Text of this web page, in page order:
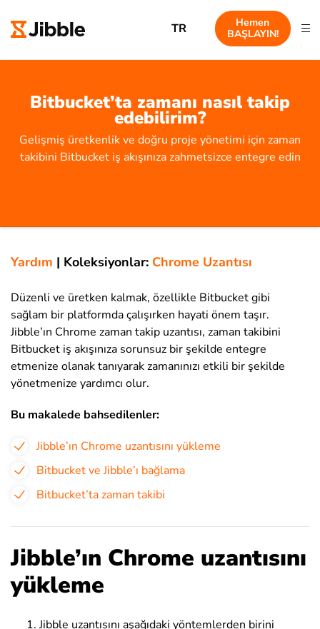
TR
Hemen
BAŞLAYIN!
Bitbucket’ta zamanı nasıl takip
edebilirim?
Gelişmiş üretkenlik ve doğru proje yönetimi için zaman
takibini Bitbucket iş akışınıza zahmetsizce entegre edin
Yardım | Koleksiyonlar: Chrome Uzantısı
Düzenli ve üretken kalmak, özellikle Bitbucket gibi
sağlam bir platformda çalışırken hayati önem taşır.
Jibble’ın Chrome zaman takip uzantısı, zaman takibini
Bitbucket iş akışınıza sorunsuz bir şekilde entegre
etmenize olanak tanıyarak zamanınızı etkili bir şekilde
yönetmenize yardımcı olur.
Bu makalede bahsedilenler:
Jibble’ın Chrome uzantısını yükleme
Bitbucket ve Jibble’ı bağlama
Bitbucket’ta zaman takibi
Jibble’ın Chrome uzantısını
yükleme
Jibble uzantısını aşağıdaki yöntemlerden birini